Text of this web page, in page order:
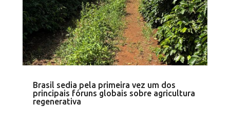
Brasil sedia pela primeira vez um dos
principais fóruns globais sobre agricultura
regenerativa